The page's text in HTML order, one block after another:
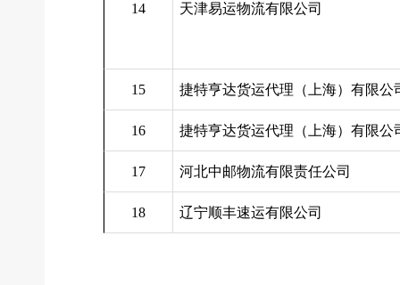
14 天津易运物流有限公司
15 捷特亨达货运代理（上海）有限公
16 捷特亨达货运代理（上海）有限公
17 河北中邮物流有限责任公司
18 辽宁顺丰速运有限公司